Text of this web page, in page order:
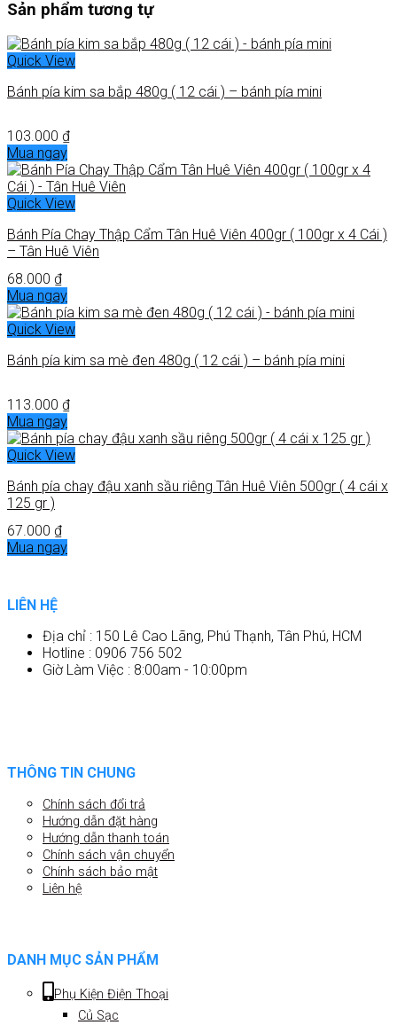
Sản phẩm tương tự
Quick View
Bánh pía kim sa bắp 480g ( 12 cái ) – bánh pía mini
103.000 ₫
Mua ngay
Quick View
Bánh Pía Chay Thập Cẩm Tân Huê Viên 400gr ( 100gr x 4 Cái )
– Tân Huê Viên
68.000 ₫
Mua ngay
Quick View
Bánh pía kim sa mè đen 480g ( 12 cái ) – bánh pía mini
113.000 ₫
Mua ngay
Quick View
Bánh pía chay đậu xanh sầu riêng Tân Huê Viên 500gr ( 4 cái x
125 gr )
67.000 ₫
Mua ngay
LIÊN HỆ
Địa chỉ : 150 Lê Cao Lãng, Phú Thạnh, Tân Phú, HCM
Hotline : 0906 756 502
Giờ Làm Việc : 8:00am - 10:00pm
THÔNG TIN CHUNG
Chính sách đổi trả
Hướng dẫn đặt hàng
Hướng dẫn thanh toán
Chính sách vận chuyển
Chính sách bảo mật
Liên hệ
DANH MỤC SẢN PHẨM
Phụ Kiện Điện Thoại
Củ Sạc